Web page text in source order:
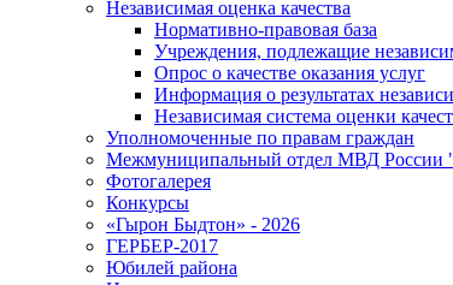
Независимая оценка качества
Нормативно-правовая база
Учреждения, подлежащие
Опрос о качестве оказания услуг
Информация о результатах
Независимая система оценки
Уполномоченные по правам граждан
Межмуниципальный отдел МВД России
Фотогалерея
Конкурсы
«Гырон Быдтон» - 2026
ГЕРБЕР-2017
Юбилей района